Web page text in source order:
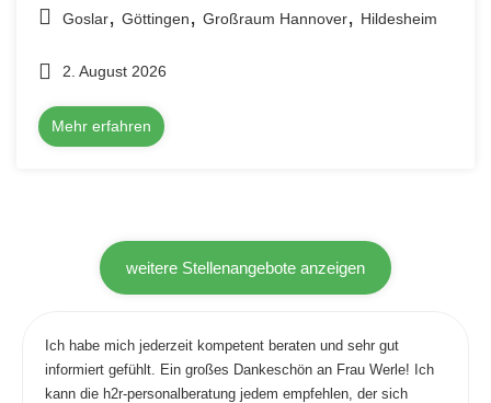
Goslar, Göttingen, Großraum Hannover, Hildesheim
2. August 2026
Mehr erfahren
weitere Stellenangebote anzeigen
Ich habe mich jederzeit kompetent beraten und sehr gut
informiert gefühlt. Ein großes Dankeschön an Frau Werle! Ich
kann die h2r-personalberatung jedem empfehlen, der sich